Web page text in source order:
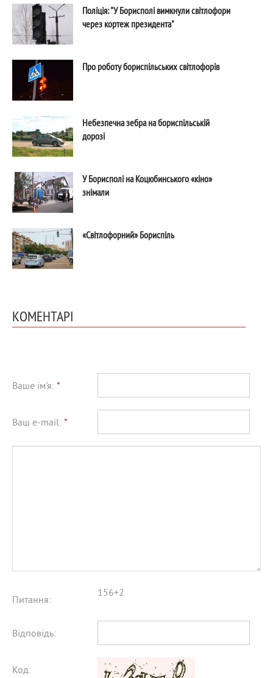
Поліція: "У Борисполі вимкнули світлофори
через кортеж президента"
Про роботу бориспільських світлофорів
Небезпечна зебра на бориспільській
дорозі
У Борисполі на Коцюбинського «кіно»
знімали
«Світлофорний» Бориспіль
КОМЕНТАРІ
Ваше ім'я: *
Ваш e-mail: *
Питання:
156+2
Відповідь:
Код: